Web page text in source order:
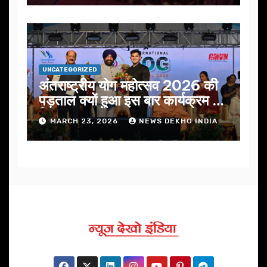
UNCATEGORIZED
अंतराष्ट्रीय योग महोत्सव 2026 की
पड़ताल क्यों हुआ इस बार कार्यक्रम में
निखार
MARCH 23, 2026 NEWS DEKHO INDIA